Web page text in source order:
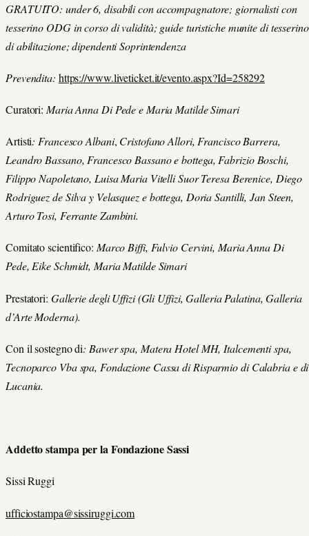
GRATUITO: under 6, disabili con accompagnatore; giornalisti con
tesserino ODG in corso di validità; guide turistiche munite di tesserino
di abilitazione; dipendenti Soprintendenza
Prevendita: https://www.liveticket.it/evento.aspx?Id=258292
Curatori: Maria Anna Di Pede e Maria Matilde Simari
Artisti: Francesco Albani, Cristofano Allori, Francisco Barrera,
Leandro Bassano, Francesco Bassano e bottega, Fabrizio Boschi,
Filippo Napoletano, Luisa Maria Vitelli Suor Teresa Berenice, Diego
Rodriguez de Silva y Velasquez e bottega, Doria Santilli, Jan Steen,
Arturo Tosi, Ferrante Zambini.
Comitato scientifico:Marco Biffi, Fulvio Cervini, Maria Anna Di
Pede, Eike Schmidt, Maria Matilde Simari
Prestatori: Gallerie degli Uffizi (Gli Uffizi, Galleria Palatina, Galleria
d’Arte Moderna).
Con il sostegno di: Bawer spa, Matera Hotel MH, Italcementi spa,
Tecnoparco Vba spa, Fondazione Cassa di Risparmio di Calabria e di
Lucania.
Addetto stampa per la Fondazione Sassi
Sissi Ruggi
ufficiostampa@sissiruggi.com